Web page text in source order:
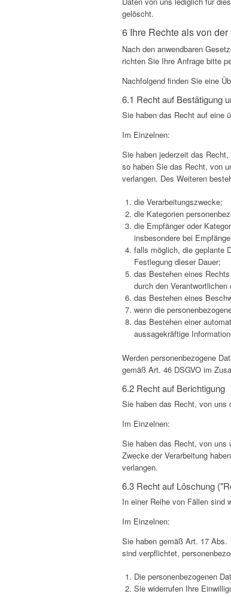
gelöscht.
6 Ihre Rechte als von
Nach den anwendbaren
richten Sie Ihre Anfrage bitte
Nachfolgend finden Sie eine
6.1 Recht auf Bestätigung
Sie haben das Recht auf eine
Im Einzelnen:
Sie haben jederzeit das
so haben Sie das Recht, von
verlangen. Des Weiteren
die Verarbeitungszwecke;
die Kategorien
die Empfänger oder
insbesondere bei
falls möglich, die geplante
Festlegung dieser Dauer;
das Bestehen eines
durch den
das Bestehen eines
wenn die
das Bestehen einer
aussagekräftige
Werden personenbezogene
gemäß Art. 46 DSGVO im
6.2 Recht auf Berichtigung
Sie haben das Recht, von uns
Im Einzelnen:
Sie haben das Recht, von uns
Zwecke der Verarbeitung
verlangen.
6.3 Recht auf Löschung
In einer Reihe von Fällen sind
Im Einzelnen:
Sie haben gemäß Art. 17 Abs.
sind verpflichtet,
Die personenbezogenen
Sie widerrufen Ihre